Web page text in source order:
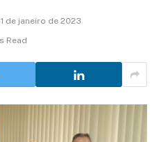
de janeiro de 2023
Read